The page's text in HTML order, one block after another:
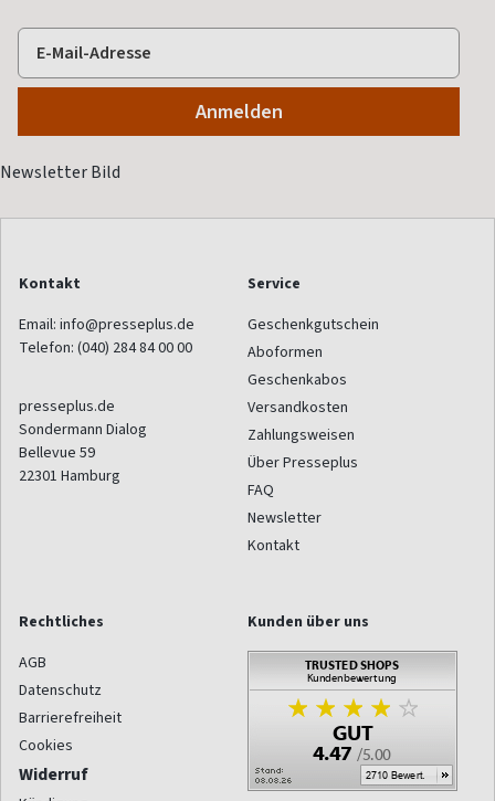
Kontakt
Email: info@presseplus.de
Telefon: (040) 284 84 00 00
presseplus.de
Sondermann Dialog
Bellevue 59
22301 Hamburg
Service
Geschenkgutschein
Aboformen
Geschenkabos
Versandkosten
Zahlungsweisen
Über Presseplus
FAQ
Newsletter
Kontakt
Rechtliches
AGB
Datenschutz
Barrierefreiheit
Cookies
Widerruf
Kunden über uns